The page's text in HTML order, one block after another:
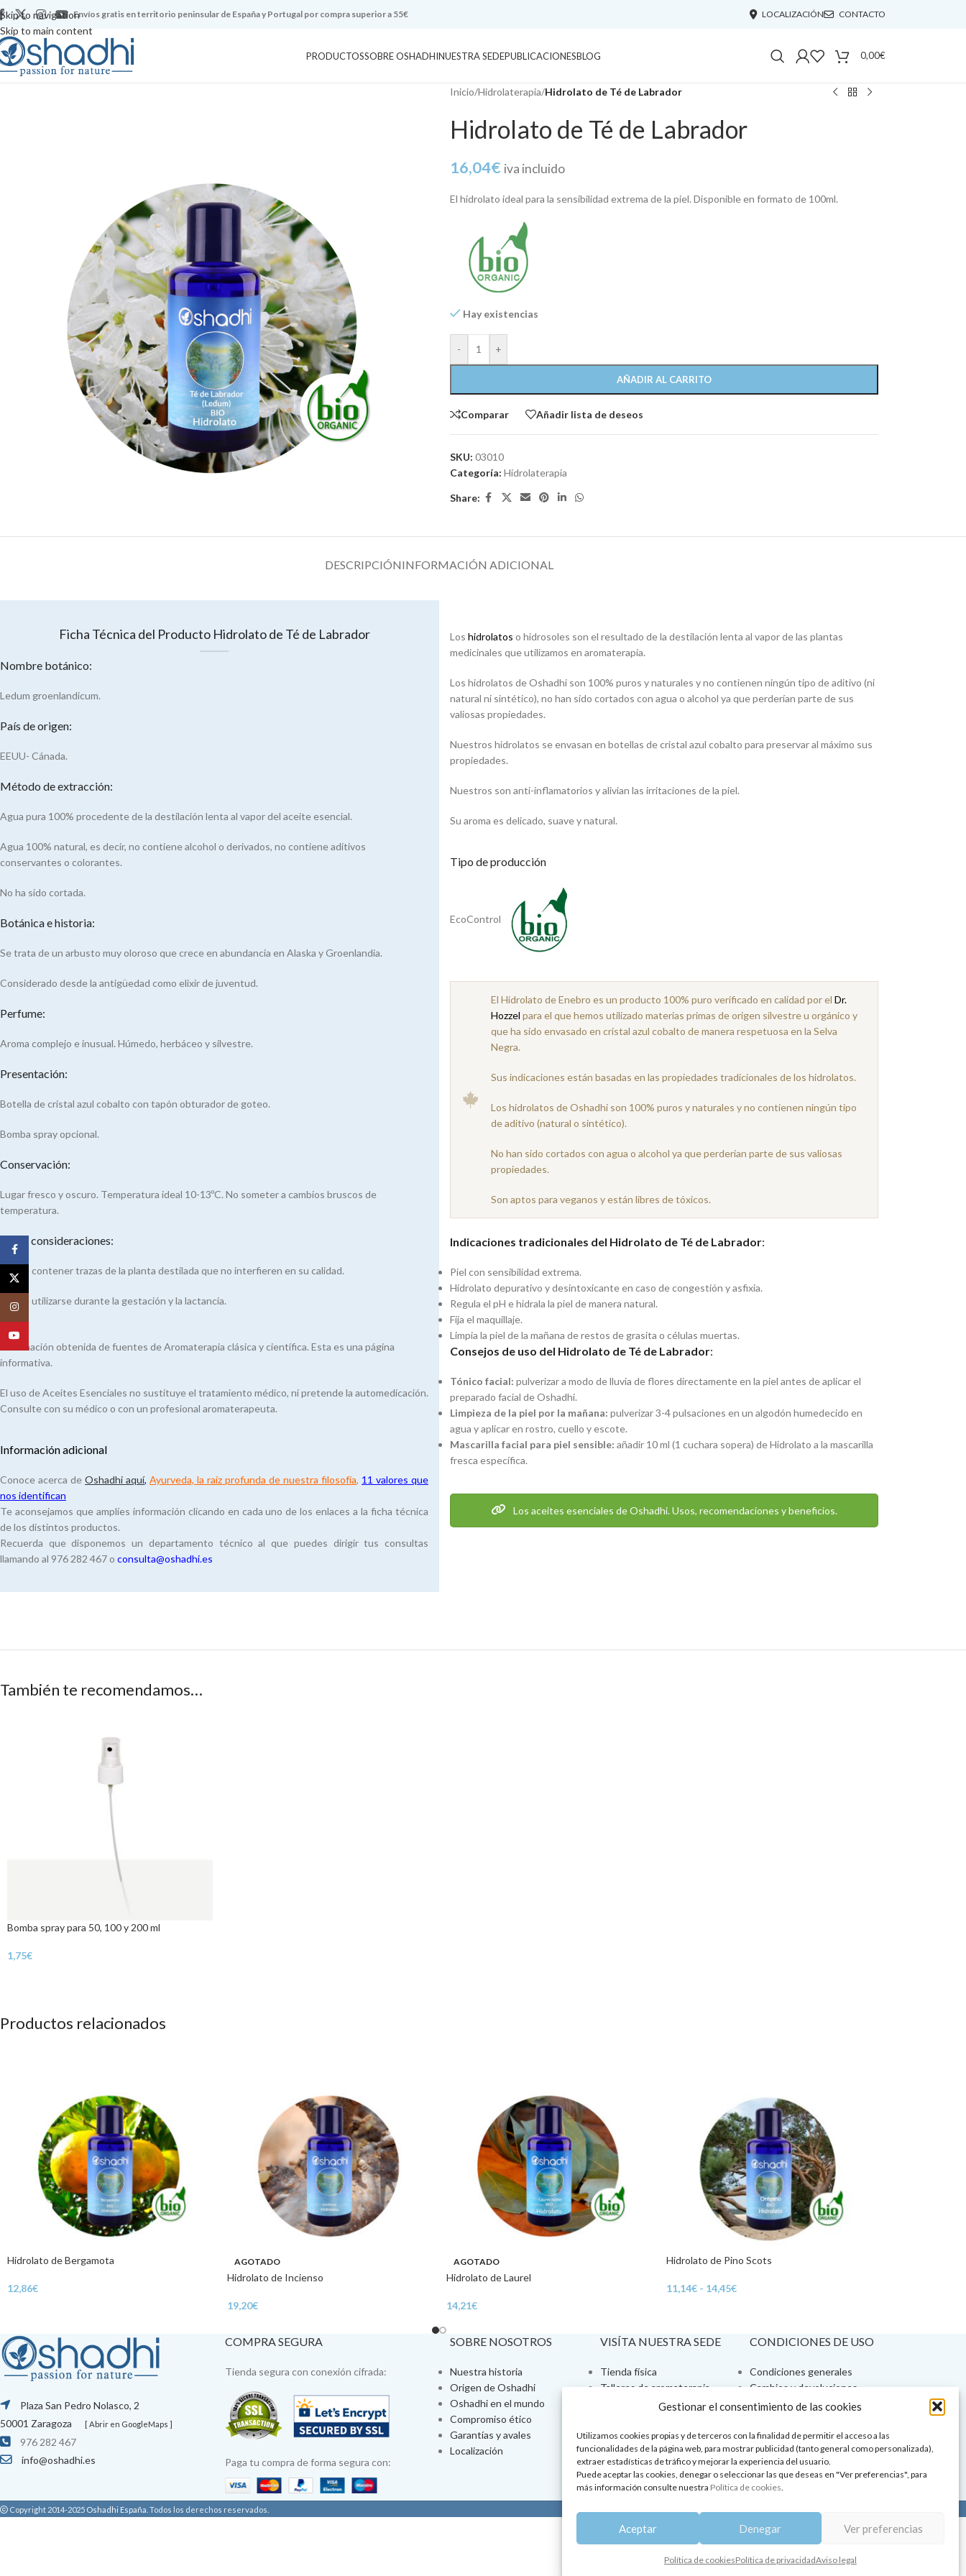
Gestionar el consentimiento de las cookies
Utilizamos cookies propias y de terceros con la finalidad de permitir el acceso a las
funcionalidades de la página web, para mostrar publicidad (tanto general como personalizada),
extraer estadísticas de tráfico y mejorar la experiencia del usuario.
Puede aceptar las cookies, denegar o seleccionar las que deseas en "Ver preferencias", para
más información consulte nuestra Política de cookies.
Aceptar Denegar Ver preferencias
Política de cookiesPolítica de privacidadAviso legal
Skip to navigation
Skip to main content
Envíos gratis en territorio peninsular de España y Portugal por compra superior a 55€ LOCALIZACIÓN CONTACTO
PRODUCTOSSOBRE OSHADHINUESTRA SEDEPUBLICACIONESBLOG 0,00€
Inicio/Hidrolaterapia/Hidrolato de Té de Labrador
Hidrolato de Té de Labrador
16,04€ iva incluido
El hidrolato ideal para la sensibilidad extrema de la piel. Disponible en formato de 100ml.
Hay existencias
- +
AÑADIR AL CARRITO
Comparar Añadir lista de deseos
SKU: 03010
Categoría: Hidrolaterapia
Share:
DESCRIPCIÓNINFORMACIÓN ADICIONAL
Ficha Técnica del Producto Hidrolato de Té de Labrador
Nombre botánico:
Ledum groenlandicum.
País de origen:
EEUU- Cánada.
Método de extracción:
Agua pura 100% procedente de la destilación lenta al vapor del aceite esencial.
Agua 100% natural, es decir, no contiene alcohol o derivados, no contiene aditivos
conservantes o colorantes.
No ha sido cortada.
Botánica e historia:
Se trata de un arbusto muy oloroso que crece en abundancia en Alaska y Groenlandia.
Considerado desde la antigüedad como elixir de juventud.
Perfume:
Aroma complejo e inusual. Húmedo, herbáceo y silvestre.
Presentación:
Botella de cristal azul cobalto con tapón obturador de goteo.
Bomba spray opcional.
Conservación:
Lugar fresco y oscuro. Temperatura ideal 10-13ºC. No someter a cambios bruscos de
temperatura.
Otras consideraciones:
Puede contener trazas de la planta destilada que no interfieren en su calidad.
Puede utilizarse durante la gestación y la lactancia.
Información obtenida de fuentes de Aromaterapia clásica y científica. Esta es una página
informativa.
El uso de Aceites Esenciales no sustituye el tratamiento médico, ni pretende la automedicación.
Consulte con su médico o con un profesional aromaterapeuta.
Información adicional
Conoce acerca de Oshadhi aquí, Ayurveda, la raíz profunda de nuestra filosofía, 11 valores que
nos identifican
Te aconsejamos que amplíes información clicando en cada uno de los enlaces a la ficha técnica
de los distintos productos.
Recuerda que disponemos un departamento técnico al que puedes dirigir tus consultas
llamando al 976 282 467 o consulta@oshadhi.es
Los hidrolatos o hidrosoles son el resultado de la destilación lenta al vapor de las plantas
medicinales que utilizamos en aromaterapia.
Los hidrolatos de Oshadhi son 100% puros y naturales y no contienen ningún tipo de aditivo (ni
natural ni sintético), no han sido cortados con agua o alcohol ya que perderían parte de sus
valiosas propiedades.
Nuestros hidrolatos se envasan en botellas de cristal azul cobalto para preservar al máximo sus
propiedades.
Nuestros son anti-inflamatorios y alivian las irritaciones de la piel.
Su aroma es delicado, suave y natural.
Tipo de producción
EcoControl
El Hidrolato de Enebro es un producto 100% puro verificado en calidad por el Dr.
Hozzel para el que hemos utilizado materias primas de origen silvestre u orgánico y
que ha sido envasado en cristal azul cobalto de manera respetuosa en la Selva
Negra.
Sus indicaciones están basadas en las propiedades tradicionales de los hidrolatos.
Los hidrolatos de Oshadhi son 100% puros y naturales y no contienen ningún tipo
de aditivo (natural o sintético).
No han sido cortados con agua o alcohol ya que perderían parte de sus valiosas
propiedades.
Son aptos para veganos y están libres de tóxicos.
Indicaciones tradicionales del Hidrolato de Té de Labrador:
Piel con sensibilidad extrema.
Hidrolato depurativo y desintoxicante en caso de congestión y asfixia.
Regula el pH e hidrala la piel de manera natural.
Fija el maquillaje.
Limpia la piel de la mañana de restos de grasita o células muertas.
Consejos de uso del Hidrolato de Té de Labrador:
Tónico facial: pulverizar a modo de lluvia de flores directamente en la piel antes de aplicar el
preparado facial de Oshadhi.
Limpieza de la piel por la mañana: pulverizar 3-4 pulsaciones en un algodón humedecido en
agua y aplicar en rostro, cuello y escote.
Mascarilla facial para piel sensible: añadir 10 ml (1 cuchara sopera) de Hidrolato a la mascarilla
fresca específica.
Los aceites esenciales de Oshadhi. Usos, recomendaciones y beneficios.
También te recomendamos…
Bomba spray para 50, 100 y 200 ml
1,75€
Productos relacionados
Hidrolato de Bergamota
12,86€
AGOTADO
Hidrolato de Incienso
19,20€
AGOTADO
Hidrolato de Laurel
14,21€
Hidrolato de Pino Scots
11,14€ - 14,45€
Plaza San Pedro Nolasco, 2
50001 Zaragoza
[ Abrir en GoogleMaps ]
976 282 467
info@oshadhi.es
COMPRA SEGURA
Tienda segura con conexión cifrada:
Paga tu compra de forma segura con:
SOBRE NOSOTROS
Nuestra historia
Origen de Oshadhi
Oshadhi en el mundo
Compromiso ético
Garantías y avales
Localización
VISÍTA NUESTRA SEDE
Tienda física
Talleres de aromaterapia
Tratamientos de belleza
Jornadas y showrooms
Aromaterapia y bienestar
CONDICIONES DE USO
Condiciones generales
Cambios y devoluciones
Formas de pago
¿Tienes alguna duda?
Copyright 2014-2025 Oshadhi España Todos los derechos reservados.
X
Instagram